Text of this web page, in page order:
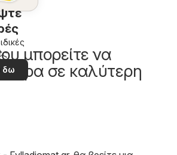
δω
μπορείτε να
σε καλύτερη